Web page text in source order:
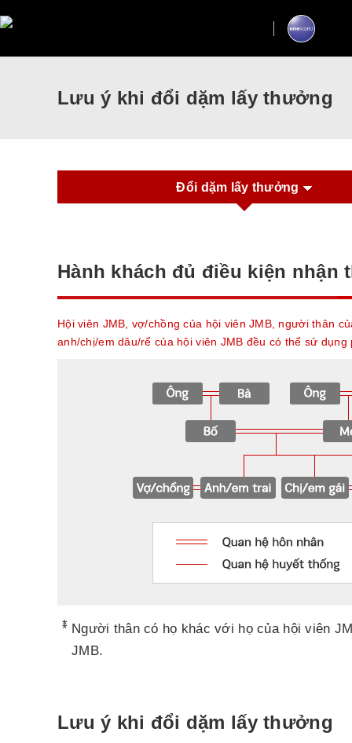
Lưu ý khi đổi dặm lấy thưởng
Đổi dặm lấy thưởng
Hành khách đủ điều kiện nhận
Hội viên JMB, vợ/chồng của hội viên JMB, người thân
anh/chị/em dâu/rể của hội viên JMB đều có thể sử dụng
* Người thân có họ khác với họ của hội viên
JMB.
Lưu ý khi đổi dặm lấy thưởng